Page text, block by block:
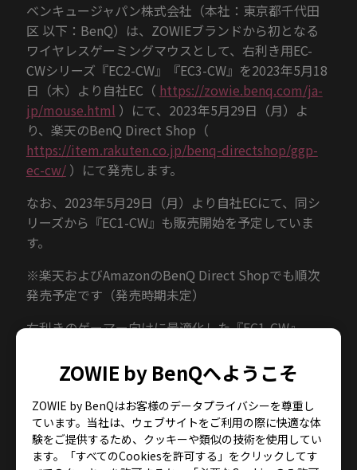
ZOWIE by BenQへようこそ
ZOWIE by BenQはお客様のデータプライバシーを尊重し
ています。当社は、ウェブサイトをご利用の際に快適な体
験をご提供するため、クッキーや類似の技術を使用してい
ます。「すべてのCookiesを許可する」をクリックしてす
ベンキュージャパン株式会社（本社：東京都千代田
区 以下：BenQ）は、ZOWIEブランドから初となる
ワイヤレスゲーミングマウスとして、右利き用EC-
CWシリーズ『EC2-CW』『EC3-CW』を2023年5月18
日（木）より自社EC（ https://zowie.benq.com/ja-
jp/mouse.html ）にて、2023年5月29日（月）よ
り、楽天のBenQ Direct Shop（
https://item.rakuten.co.jp/benq-directshop/ggp-
ec-cw/）にて発売します。
なお、2023年5月29日（月）より自社ECにて、同シ
リーズから『EC1-CW』も販売開始を予定していま
す。
※楽天およびAmazonのBenQ Direct Shopでも順次
発売予定です（発売時期未定）
右利きのゲーマー向けに最適化した『EC1-CW』
バー「エンハンストワイヤレスレシーバー」を採用
することで安定した接続を保ちながら、ケーブルに
関連する煩わしさを一切感じることのない快適なゲ
ームプレイを実現します。さらに、3370センサーを
採用し、軽量化を実現しています。